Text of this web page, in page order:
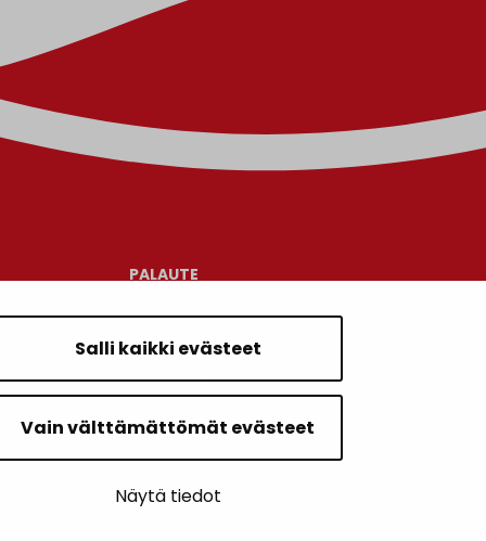
Salli kaikki evästeet
Vain välttämättömät evästeet
Näytä tiedot
PALAUTE
YHTEYSTIEDOT
KARTTAPALVELU